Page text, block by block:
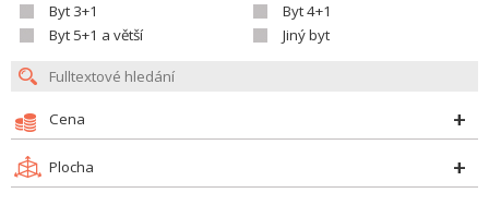
Byt 3+1
Byt 4+1
Byt 5+1 a větší
Jiný byt
Cena
Plocha